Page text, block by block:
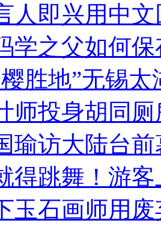
人即兴用中
学之父如何
胜地”无锡
师投身胡同
瑜访大陆台
得跳舞！游客
玉石画师用